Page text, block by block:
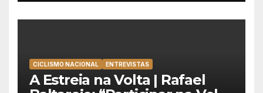
CICLISMO NACIONAL ENTREVISTAS
A Estreia na Volta | Rafael